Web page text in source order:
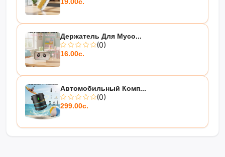
19.00с.
Держатель Для Мусо...
(0)
16.00с.
Автомобильный Комп...
(0)
299.00с.